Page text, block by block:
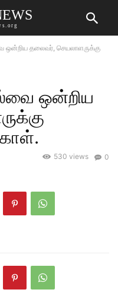
தலைவர், செயலாளருக்கு
ஒன்றிய
0
530 views